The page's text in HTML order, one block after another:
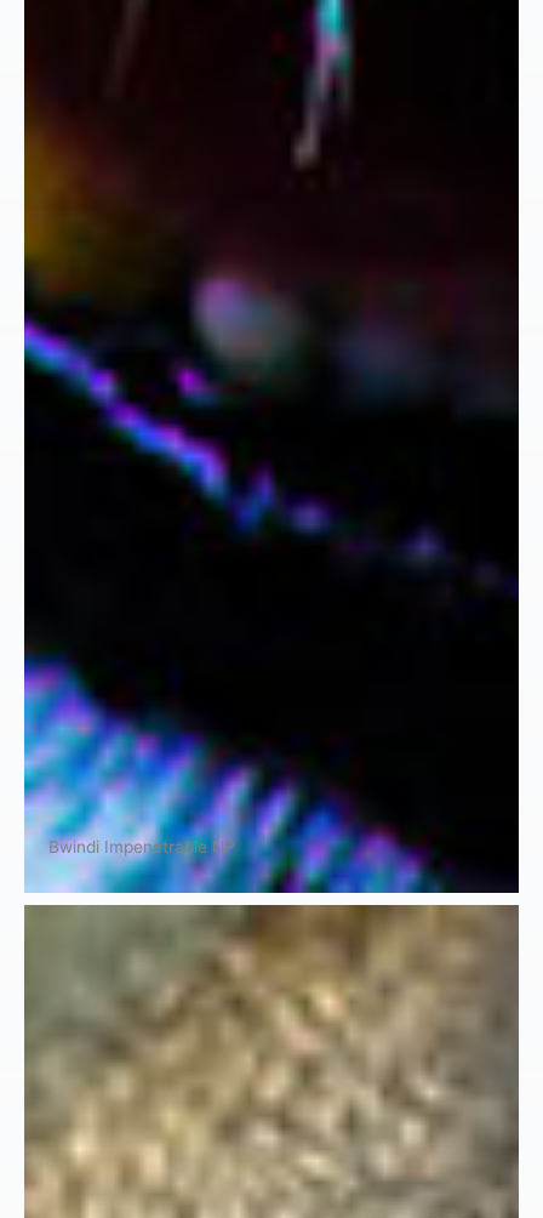
Bwindi Impenetrable NP